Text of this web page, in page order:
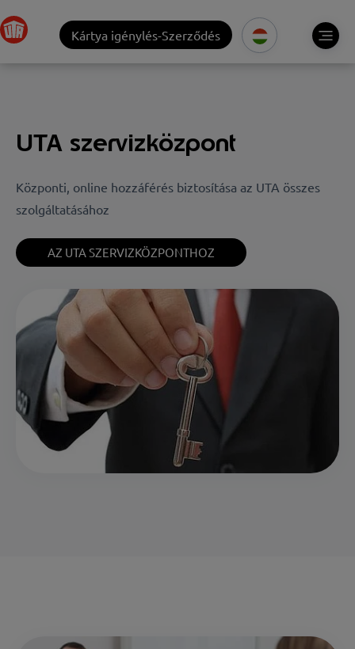
Kártya igénylés-Szerződés
UTA szervizközpont
Központi, online hozzáférés biztosítása az UTA összes
szolgáltatásához
AZ UTA SZERVIZKÖZPONTHOZ